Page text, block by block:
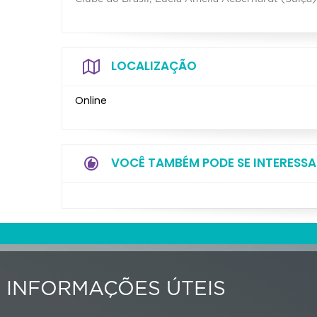
LOCALIZAÇÃO
Online
VOCÊ TAMBÉM PODE SE
INFORMAÇÕES ÚTEIS